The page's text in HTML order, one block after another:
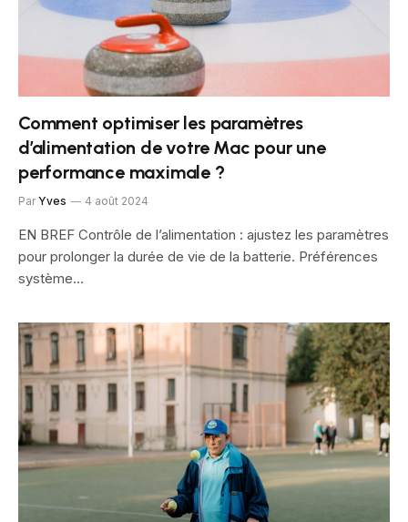
Comment optimiser les paramètres
d’alimentation de votre Mac pour une
performance maximale ?
Par Yves 4 août 2024
EN BREF Contrôle de l’alimentation : ajustez les paramètres
pour prolonger la durée de vie de la batterie. Préférences
système…